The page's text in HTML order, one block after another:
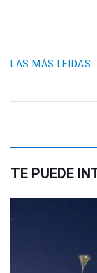
LAS MÁS LEIDAS
TE PUEDE